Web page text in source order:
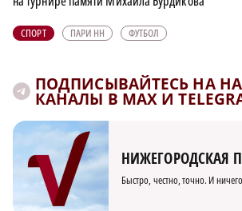
СПОРТ ПАРИ НН ФУТБОЛ
ПОДПИСЫВАЙТЕСЬ НА
КАНАЛЫ В MAX И
НИЖЕГОРОДСКАЯ
Быстро, честно, точно. И